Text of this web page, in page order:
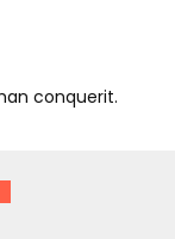
conquerit.